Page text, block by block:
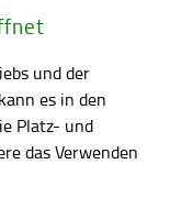
und der
es in den
Platz- und
das Verwenden